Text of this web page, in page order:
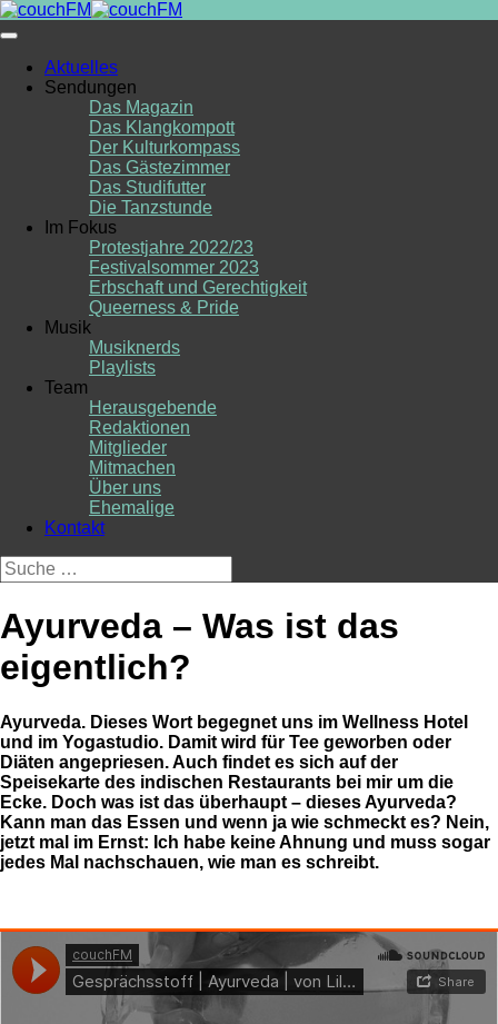
Skip
to
Aktuelles
Sendungen
Das Magazin
Das Klangkompott
Der Kulturkompass
Das Gästezimmer
Das Studifutter
Die Tanzstunde
Im Fokus
Protestjahre 2022/23
Festivalsommer 2023
Erbschaft und Gerechtigkeit
Queerness & Pride
Musik
Musiknerds
Playlists
Team
Herausgebende
Redaktionen
Mitglieder
Mitmachen
Über uns
Ehemalige
Kontakt
Suche
nach:
Ayurveda – Was ist das
eigentlich?
Ayurveda. Dieses Wort begegnet uns im Wellness Hotel
und im Yogastudio. Damit wird für Tee geworben oder
Diäten angepriesen. Auch findet es sich auf der
Speisekarte des indischen Restaurants bei mir um die
Ecke. Doch was ist das überhaupt – dieses Ayurveda?
Kann man das Essen und wenn ja wie schmeckt es? Nein,
jetzt mal im Ernst: Ich habe keine Ahnung und muss sogar
jedes Mal nachschauen, wie man es schreibt.